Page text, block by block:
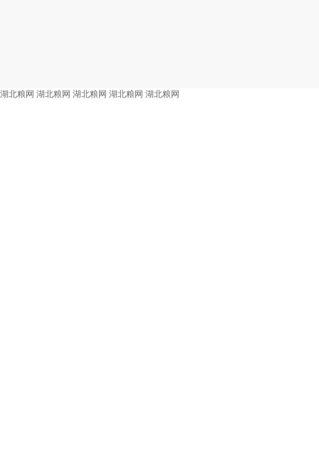
湖北粮网 湖北粮网 湖北粮网 湖北粮网 湖北粮网